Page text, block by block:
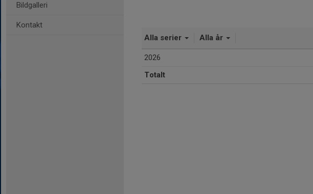
Bildgalleri
Kontakt
Alla serier Alla år
2026
Totalt